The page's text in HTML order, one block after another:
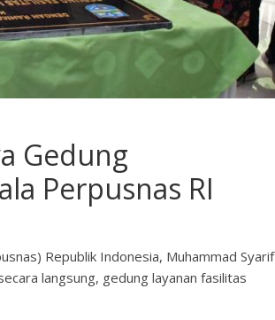
Gedung
Perpusnas RI
Republik Indonesia, Muhammad Syarif
langsung, gedung layanan fasilitas